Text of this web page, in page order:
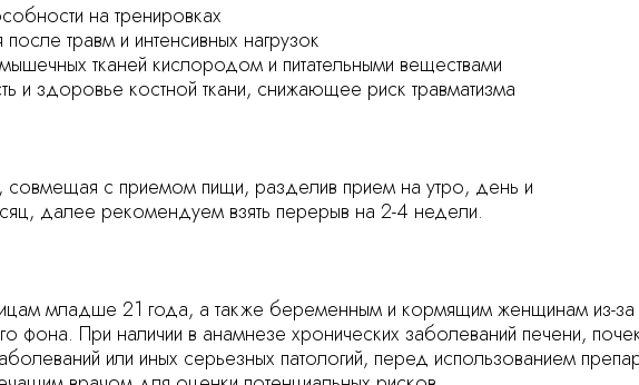
на тренировках
травм и интенсивных нагрузок
тканей кислородом и питательными веществами
и здоровье костной ткани, снижающее риск травматизма
совмещая с приемом пищи, разделив прием на утро, день и
далее рекомендуем взять перерыв на 2-4 недели.
младше 21 года, а также беременным и кормящим женщинам из-за
фона. При наличии в анамнезе хронических заболеваний печени,
или иных серьезных патологий, перед использованием